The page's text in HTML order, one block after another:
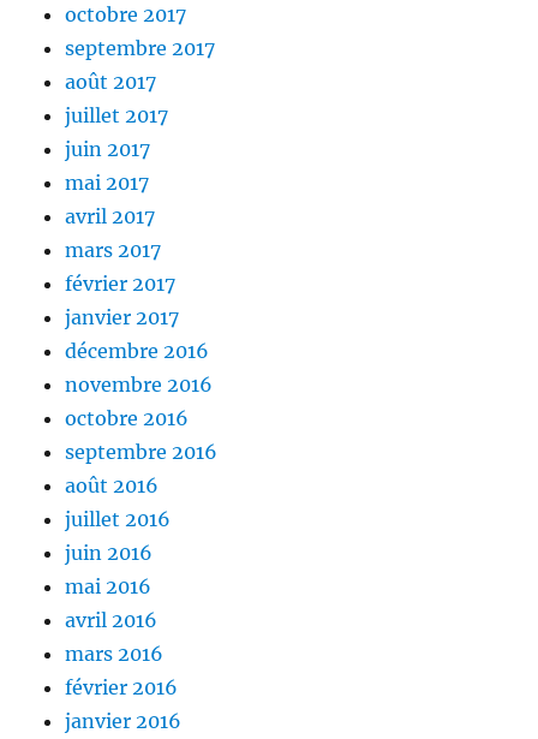
octobre 2017
septembre 2017
août 2017
juillet 2017
juin 2017
mai 2017
avril 2017
mars 2017
février 2017
janvier 2017
décembre 2016
novembre 2016
octobre 2016
septembre 2016
août 2016
juillet 2016
juin 2016
mai 2016
avril 2016
mars 2016
février 2016
janvier 2016